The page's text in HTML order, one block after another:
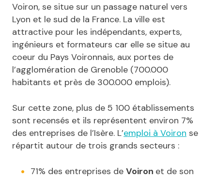
Voiron, se situe sur un passage naturel vers
Lyon et le sud de la France. La ville est
attractive pour les indépendants, experts,
ingénieurs et formateurs car elle se situe au
coeur du Pays Voironnais, aux portes de
l’agglomération de Grenoble (700.000
habitants et près de 300.000 emplois).
Sur cette zone, plus de 5 100 établissements
sont recensés et ils représentent environ 7%
des entreprises de l’Isère. L’emploi à Voiron se
répartit autour de trois grands secteurs :
71% des entreprises de Voiron et de son